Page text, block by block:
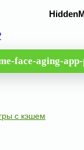
face-aging-
с кэшем